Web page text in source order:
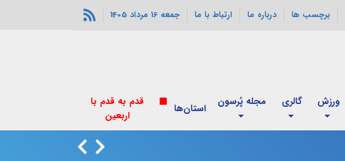
برچسب ها درباره ما ارتباط با ما جمعه 16 مرداد 1405
ورزش گالری مجله پُرسون استان‌ها
قدم به قدم با
اربعین